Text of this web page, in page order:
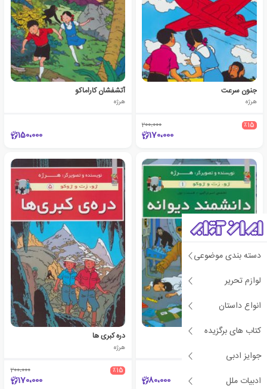
دسته بندی موضوعی
لوازم تحریر
انواع داستان
کتاب های برگزیده
جوایز ادبی
ادبیات ملل
جنون سرعت
هرژه
٪15 200،000
170،000
آتشفشان کاراماکو
هرژه
150،000
دانشمند دیوانه
80،000
دره کبری ها
هرژه
٪15 200،000
170،000